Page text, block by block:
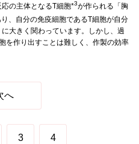
の主体となるT細胞*3が作られる「胸
、自分の免疫細胞であるT細胞が自分
大きく関わっています。しかし、過
を作り出すことは難しく、作製の効率
へ
3 4